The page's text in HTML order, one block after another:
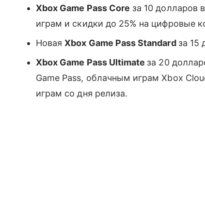
Xbox Game Pass Core за 10 долларов
играм и скидки до 25% на цифровые
Новая Xbox Game Pass Standard за 15
Xbox Game Pass Ultimate за 20
Game Pass, облачным играм Xbox
играм со дня релиза.